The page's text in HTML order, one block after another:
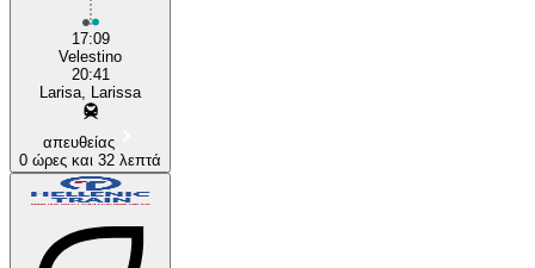
17:09
Velestino
20:41
Larisa, Larissa
απευθείας
0 ώρες και 32 λεπτά